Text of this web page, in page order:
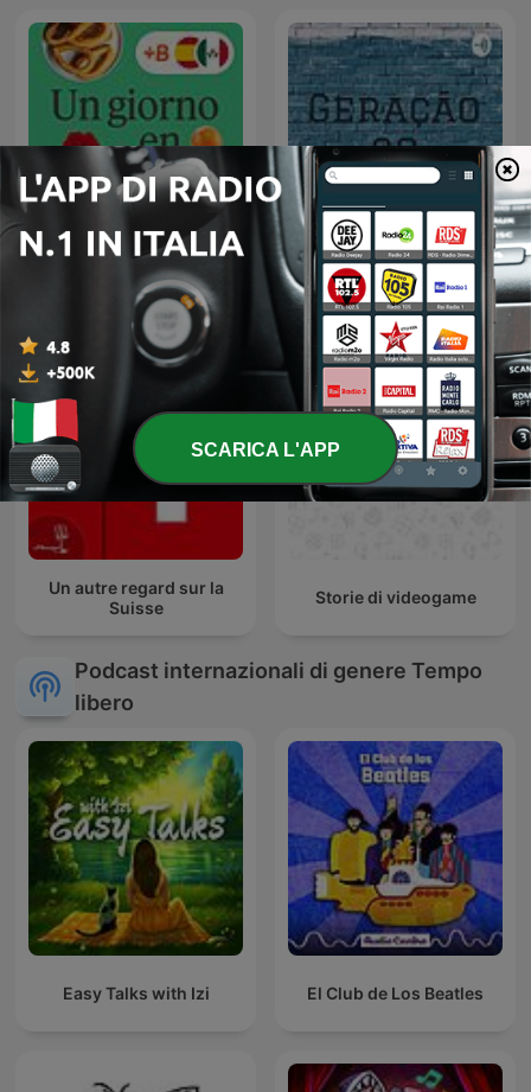
Un giorno en español Geração 90
Un autre regard sur la
Suisse
Storie di videogame
Podcast internazionali di genere Tempo
libero
Easy Talks with Izi El Club de Los Beatles
SCARICA L'APP